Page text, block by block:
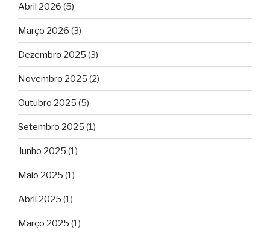
Abril 2026 (5)
Março 2026 (3)
Dezembro 2025 (3)
Novembro 2025 (2)
Outubro 2025 (5)
Setembro 2025 (1)
Junho 2025 (1)
Maio 2025 (1)
Abril 2025 (1)
Março 2025 (1)